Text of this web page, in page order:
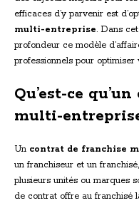
efficaces d’y parvenir est
multi-entreprise. Dans
profondeur ce modèle
professionnels pour optimiser
Qu’est-ce
multi-
Un contrat de franchise
un franchiseur et un
plusieurs unités ou marques
de contrat offre au franchisé